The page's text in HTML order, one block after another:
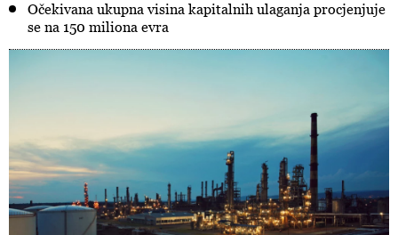
Očekivana ukupna visina kapitalnih ulaganja procjenjuje
se na 150 miliona evra